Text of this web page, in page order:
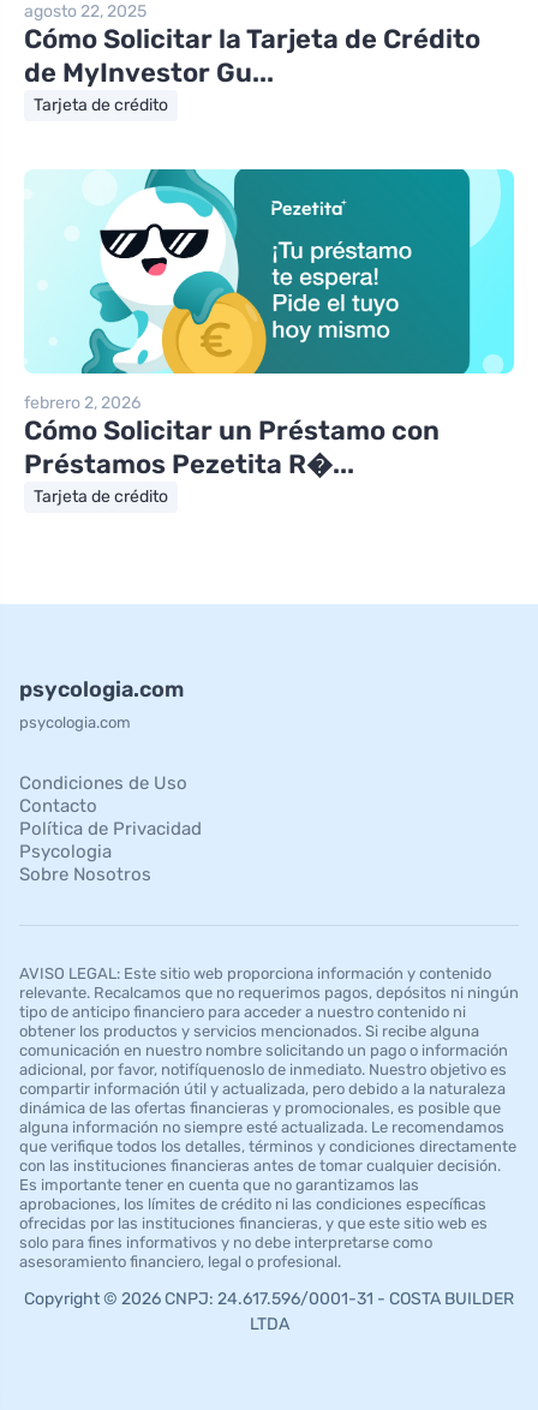
agosto 22, 2025
Cómo Solicitar la Tarjeta de Crédito
de MyInvestor Gu...
Tarjeta de crédito
febrero 2, 2026
Cómo Solicitar un Préstamo con
Préstamos Pezetita R�...
Tarjeta de crédito
psycologia.com
psycologia.com
Condiciones de Uso
Contacto
Política de Privacidad
Psycologia
Sobre Nosotros
AVISO LEGAL: Este sitio web proporciona información y contenido
relevante. Recalcamos que no requerimos pagos, depósitos ni ningún
tipo de anticipo financiero para acceder a nuestro contenido ni
obtener los productos y servicios mencionados. Si recibe alguna
comunicación en nuestro nombre solicitando un pago o información
adicional, por favor, notifíquenoslo de inmediato. Nuestro objetivo es
compartir información útil y actualizada, pero debido a la naturaleza
dinámica de las ofertas financieras y promocionales, es posible que
alguna información no siempre esté actualizada. Le recomendamos
que verifique todos los detalles, términos y condiciones directamente
con las instituciones financieras antes de tomar cualquier decisión.
Es importante tener en cuenta que no garantizamos las
aprobaciones, los límites de crédito ni las condiciones específicas
ofrecidas por las instituciones financieras, y que este sitio web es
solo para fines informativos y no debe interpretarse como
asesoramiento financiero, legal o profesional.
Copyright © 2026 CNPJ: 24.617.596/0001-31 - COSTA BUILDER
LTDA